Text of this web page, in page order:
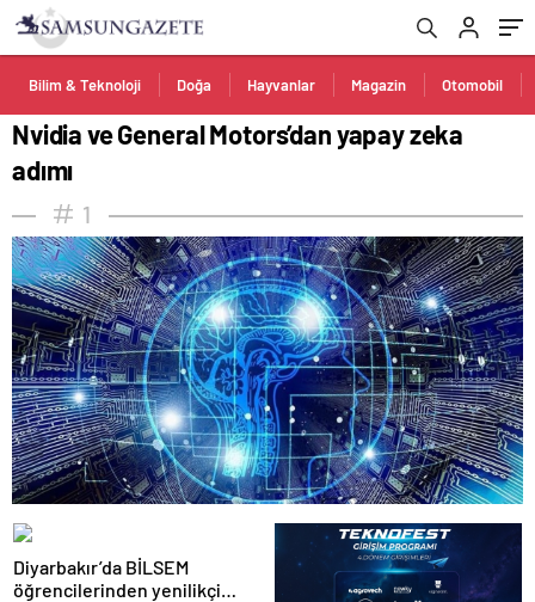
Bilim & Teknoloji Doğa Hayvanlar Magazin Otomobil
Nvidia ve General Motors’dan yapay zeka
adımı
1
Diyarbakır’da BİLSEM
öğrencilerinden yenilikçi